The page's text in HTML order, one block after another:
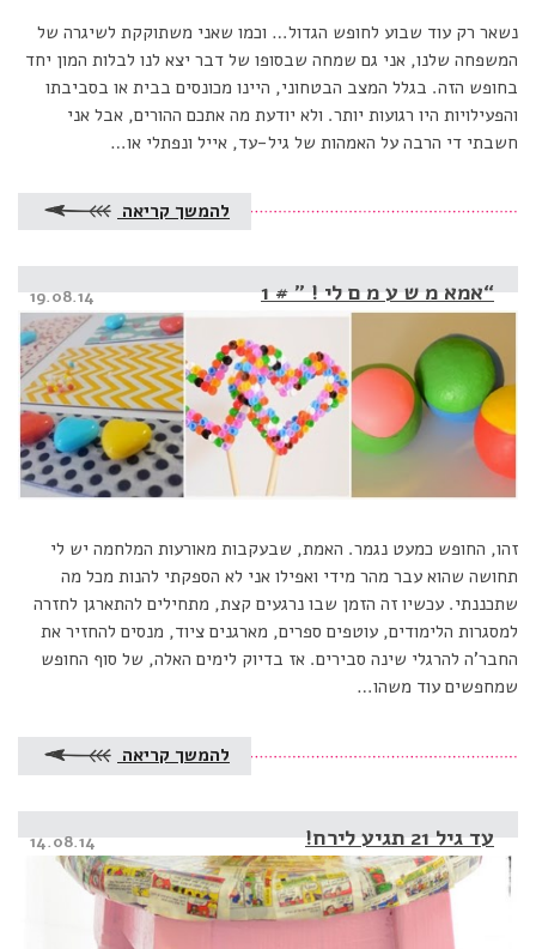
נשאר רק עוד שבוע לחופש הגדול… וכמו שאני משתוקקת לשיגרה של
המשפחה שלנו, אני גם שמחה שבסופו של דבר יצא לנו לבלות המון יחד
בחופש הזה. בגלל המצב הבטחוני, היינו מכונסים בבית או בסביבתו
והפעילויות היו רגועות יותר. ולא יודעת מה אתכם ההורים, אבל אני
חשבתי די הרבה על האמהות של גיל-עד, אייל ונפתלי או…
להמשך קריאה
“אמא מ ש ע מ ם לי ! ” # 1 Posted
on
19.08.14
זהו, החופש כמעט נגמר. האמת, שבעקבות מאורעות המלחמה יש לי
תחושה שהוא עבר מהר מידי ואפילו אני לא הספקתי להנות מכל מה
שתכננתי. עכשיו זה הזמן שבו נרגעים קצת, מתחילים להתארגן לחזרה
למסגרות הלימודים, עוטפים ספרים, מארגנים ציוד, מנסים להחזיר את
החבר’ה להרגלי שינה סבירים. אז בדיוק לימים האלה, של סוף החופש
שמחפשים עוד משהו…
להמשך קריאה
עד גיל 21 תגיע לירח! Posted
on
14.08.14